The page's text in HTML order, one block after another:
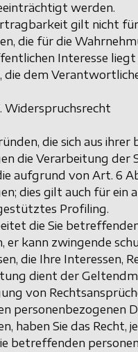
werden.
gilt nicht
die für die
Interesse
dem
Widerspruchsrecht
die sich aus
die Verarbeitung der
aufgrund von Art. 6
dies gilt auch für ein
Profiling.
die Sie
er kann zwingende
die Ihre Interessen,
dient der
von
personenbezogenen
haben Sie das Recht,
betreffenden